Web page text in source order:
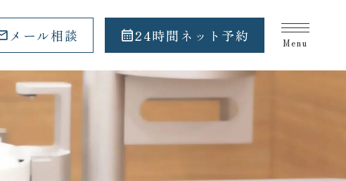
メール相談 24時間ネット予約 Menu